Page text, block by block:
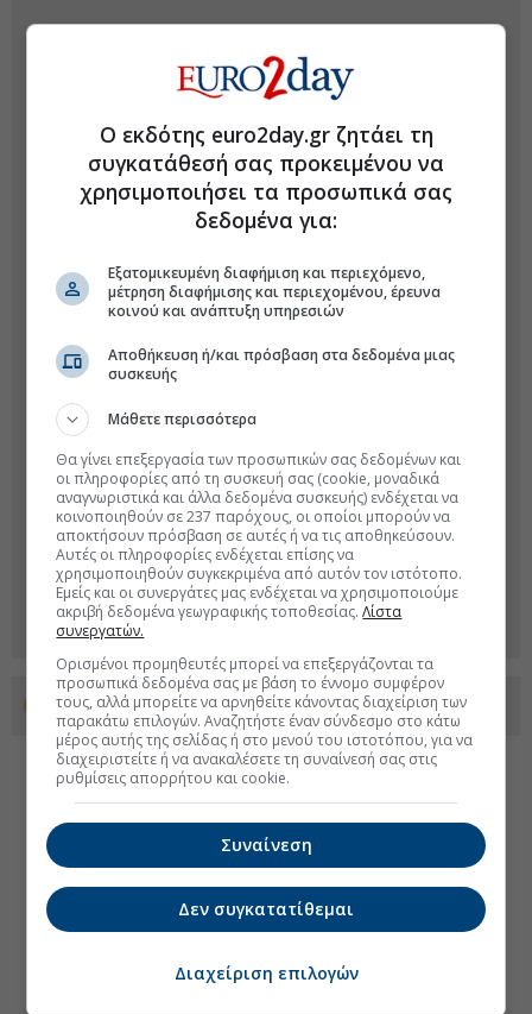
Προσθέστε το euro2day.gr στο Discover
Ο εκδότης euro2day.gr ζητάει τη
συγκατάθεσή σας προκειμένου να
χρησιμοποιήσει τα προσωπικά σας
δεδομένα για:
Εξατομικευμένη διαφήμιση και περιεχόμενο,
μέτρηση διαφήμισης και περιεχομένου, έρευνα
κοινού και ανάπτυξη υπηρεσιών
Αποθήκευση ή/και πρόσβαση στα δεδομένα μιας
συσκευής
Μάθετε περισσότερα
Θα γίνει επεξεργασία των προσωπικών σας δεδομένων και
οι πληροφορίες από τη συσκευή σας (cookie, μοναδικά
αναγνωριστικά και άλλα δεδομένα συσκευής) ενδέχεται να
κοινοποιηθούν σε 237 παρόχους, οι οποίοι μπορούν να
αποκτήσουν πρόσβαση σε αυτές ή να τις αποθηκεύσουν.
Αυτές οι πληροφορίες ενδέχεται επίσης να
χρησιμοποιηθούν συγκεκριμένα από αυτόν τον ιστότοπο.
Εμείς και οι συνεργάτες μας ενδέχεται να χρησιμοποιούμε
ακριβή δεδομένα γεωγραφικής τοποθεσίας.Λίστα
συνεργατών.
Ορισμένοι προμηθευτές μπορεί να επεξεργάζονται τα
προσωπικά δεδομένα σας με βάση το έννομο συμφέρον
τους, αλλά μπορείτε να αρνηθείτε κάνοντας διαχείριση των
παρακάτω επιλογών. Αναζητήστε έναν σύνδεσμο στο κάτω
μέρος αυτής της σελίδας ή στο μενού του ιστοτόπου, για να
διαχειριστείτε ή να ανακαλέσετε τη συναίνεσή σας στις
ρυθμίσεις απορρήτου και cookie.
Συναίνεση
Δεν συγκατατίθεμαι
Διαχείριση επιλογών